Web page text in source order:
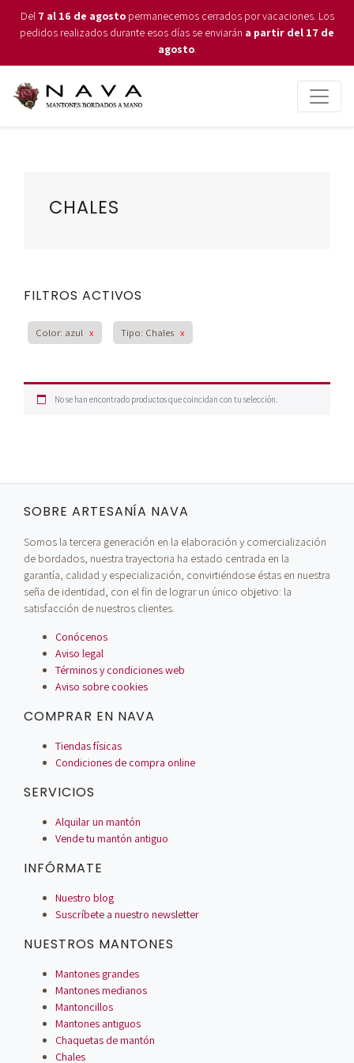
Del 7 al 16 de agostopermanecemos cerrados por vacaciones. Los
pedidos realizados durante esos días se enviarán a partir del 17 de
agosto.
CHALES
FILTROS ACTIVOS
Color: azul x Tipo: Chales x
No se han encontrado productos que coincidan con tu selección.
SOBRE ARTESANÍA NAVA
Somos la tercera generación en la elaboración y comercialización
de bordados, nuestra trayectoria ha estado centrada en la
garantía, calidad y especialización, convirtiéndose éstas en nuestra
seña de identidad, con el fin de lograr un único objetivo: la
satisfacción de nuestros clientes.
Conócenos
Aviso legal
Términos y condiciones web
Aviso sobre cookies
COMPRAR EN NAVA
Tiendas físicas
Condiciones de compra online
SERVICIOS
Alquilar un mantón
Vende tu mantón antiguo
INFÓRMATE
Nuestro blog
Suscríbete a nuestro newsletter
NUESTROS MANTONES
Mantones grandes
Mantones medianos
Mantoncillos
Mantones antiguos
Chaquetas de mantón
Chales